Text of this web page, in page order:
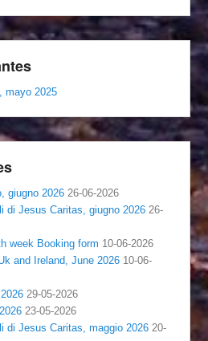
mayo 2025
giugno 2026 26-06-2026
di Jesus Caritas, giugno 2026 26-
week Booking form 10-06-2026
and Ireland, June 2026 10-06-
29-05-2026
23-05-2026
di Jesus Caritas, maggio 2026 20-